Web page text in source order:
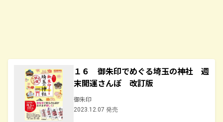
１６ 御朱印でめぐる埼玉の神社 週
末開運さんぽ 改訂版
御朱印
2023.12.07 発売